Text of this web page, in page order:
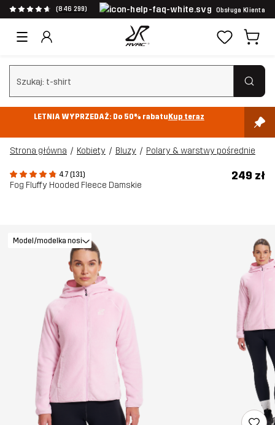
(846 299) Obsługa Klienta
Wyczyść wyszukiwanie
LETNIA WYPRZEDAŻ: Do 50% rabatuKup teraz
Strona główna Kobiety Bluzy Polary & warstwy pośrednie
4.7 (131)
Fog Fluffy Hooded Fleece Damskie
249 zł
Model/modelka nosi